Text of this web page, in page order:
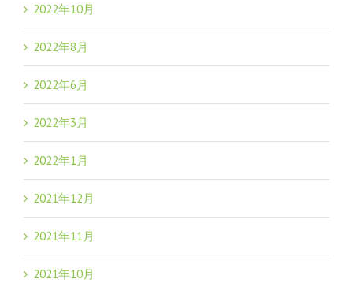
2022年10月
2022年8月
2022年6月
2022年3月
2022年1月
2021年12月
2021年11月
2021年10月